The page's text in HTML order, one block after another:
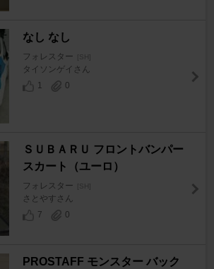
なし なし
フォレスター [SH]
タイソンゲイさん
1
0
ＳＵＢＡＲＵ フロントバンパー
スカート（ユーロ）
フォレスター [SH]
さとやすさん
7
0
PROSTAFF モンスター バック